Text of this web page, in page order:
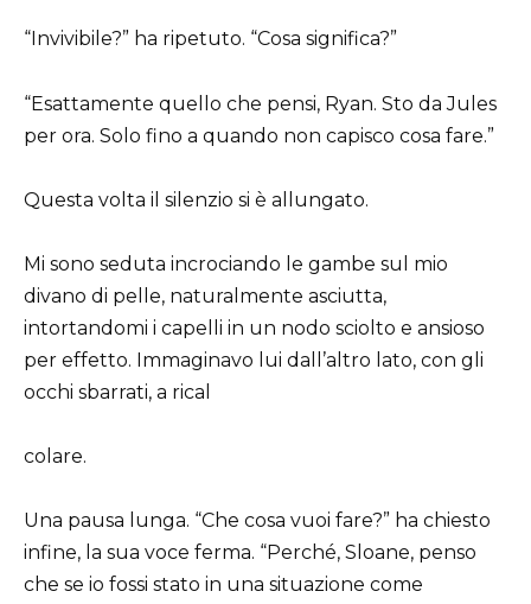
“Invivibile?” ha ripetuto. “Cosa significa?”
“Esattamente quello che pensi, Ryan. Sto da Jules
per ora. Solo fino a quando non capisco cosa fare.”
Questa volta il silenzio si è allungato.
Mi sono seduta incrociando le gambe sul mio
divano di pelle, naturalmente asciutta,
intortandomi i capelli in un nodo sciolto e ansioso
per effetto. Immaginavo lui dall’altro lato, con gli
occhi sbarrati, a rical
colare.
Una pausa lunga. “Che cosa vuoi fare?” ha chiesto
infine, la sua voce ferma. “Perché, Sloane, penso
che se io fossi stato in una situazione come